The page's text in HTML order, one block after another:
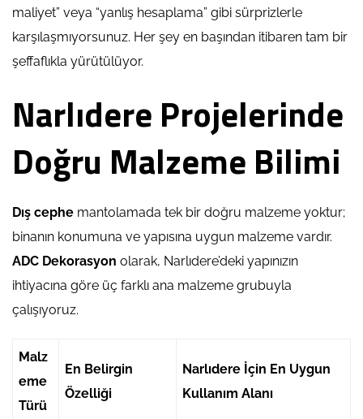
maliyet” veya “yanlış hesaplama” gibi sürprizlerle
karşılaşmıyorsunuz. Her şey en başından itibaren tam bir
şeffaflıkla yürütülüyor.
Narlıdere Projelerinde
Doğru Malzeme Bilimi
Dış cephe mantolamada tek bir doğru malzeme yoktur;
binanın konumuna ve yapısına uygun malzeme vardır.
ADC Dekorasyon olarak, Narlıdere’deki yapınızın
ihtiyacına göre üç farklı ana malzeme grubuyla
çalışıyoruz.
Malz
eme
Türü
En Belirgin
Özelliği
Narlıdere İçin En Uygun
Kullanım Alanı